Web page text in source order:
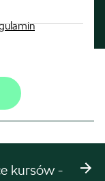
kursów -